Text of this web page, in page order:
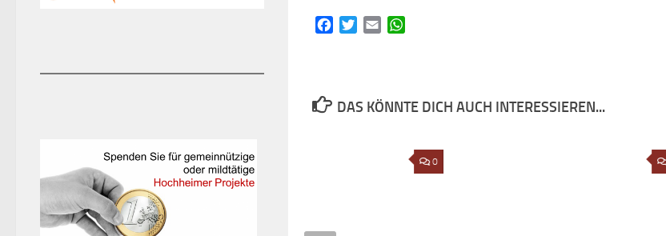
FacebookTwitterEmail
DAS KÖNNTE DICH AUCH INTERESSIEREN...
0
Es darf wieder geschunkelt werden